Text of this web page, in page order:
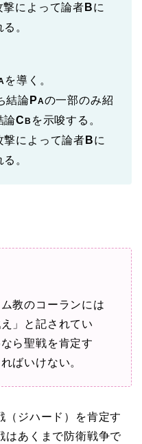
撃によって論者 Bに
。
を導く。
結論 PAの一部のみ紹
論CB を示唆する。
撃によって論者 Bに
。
ム教のコーランには
」と記されてい
ら聖戦を肯定す
ばいけない。
（ジハード）を肯定す
はあくまで防衛戦争で